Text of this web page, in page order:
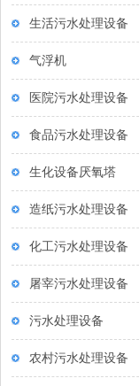
生活污水处理设备
气浮机
医院污水处理设备
食品污水处理设备
生化设备厌氧塔
造纸污水处理设备
化工污水处理设备
屠宰污水处理设备
污水处理设备
农村污水处理设备